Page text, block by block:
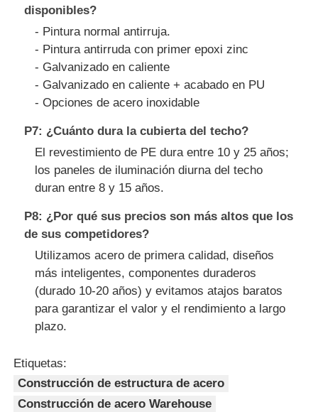
disponibles?
- Pintura normal antirruja.
- Pintura antirruda con primer epoxi zinc
- Galvanizado en caliente
- Galvanizado en caliente + acabado en PU
- Opciones de acero inoxidable
P7: ¿Cuánto dura la cubierta del techo?
El revestimiento de PE dura entre 10 y 25 años;
los paneles de iluminación diurna del techo
duran entre 8 y 15 años.
P8: ¿Por qué sus precios son más altos que los
de sus competidores?
Utilizamos acero de primera calidad, diseños
más inteligentes, componentes duraderos
(durado 10-20 años) y evitamos atajos baratos
para garantizar el valor y el rendimiento a largo
plazo.
Etiquetas:
Construcción de estructura de acero
Construcción de acero Warehouse